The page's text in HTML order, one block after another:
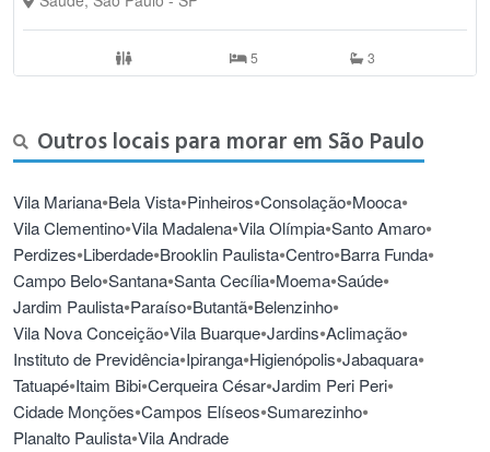
comparação: no ano 2000, data do último censo paulistano, este
valor de IDH era igual ao da Alemanha.
5 3
Outros locais para morar em São Paulo
Vila Mariana•Bela Vista•Pinheiros•Consolação•Mooca•
Vila Clementino•Vila Madalena•Vila Olímpia•Santo Amaro•
Perdizes•Liberdade•Brooklin Paulista•Centro•Barra Funda•
Campo Belo•Santana•Santa Cecília•Moema•Saúde•
Jardim Paulista•Paraíso•Butantã•Belenzinho•
Vila Nova Conceição•Vila Buarque•Jardins•Aclimação•
Instituto de Previdência•Ipiranga•Higienópolis•Jabaquara•
Tatuapé•Itaim Bibi•Cerqueira César•Jardim Peri Peri•
Cidade Monções•Campos Elíseos•Sumarezinho•
Planalto Paulista•Vila Andrade